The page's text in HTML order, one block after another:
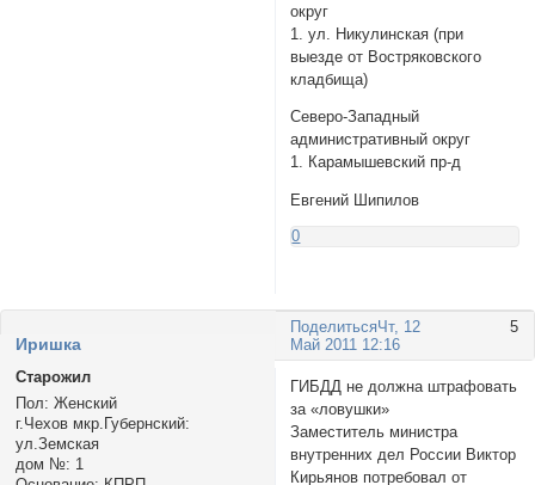
округ
1. ул. Никулинская (при
выезде от Востряковского
кладбища)
Северо-Западный
административный округ
1. Карамышевский пр-д
Евгений Шипилов
0
Поделиться 5
Чт, 12
Май 2011 12:16
Иришка
Старожил
Пол: Женский
г.Чехов мкр.Губернский:
ул.Земская
дом №: 1
ГИБДД не должна штрафовать
за «ловушки»
Заместитель министра
внутренних дел России Виктор
Кирьянов потребовал от